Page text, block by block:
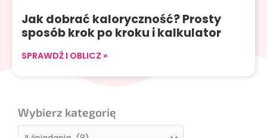
Jak dobrać kaloryczność? Prosty
sposób krok po kroku i kalkulator
SPRAWDŹ I OBLICZ »
Wybierz kategorię
Wybierz
kategorię